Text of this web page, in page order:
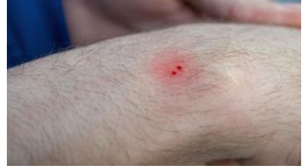
მანიპულაციები რომ თავს მოიკლავდა თუ წამოვიდოდი
მისგან ეს ტოქსიკური ურთიერთობა დავასრულე ეხლა
ისებ ასე ვარ თავბრუხვევებით და როგორ მოვიქცეე
არვიცი ბოდიში ცოყა არულად მიწერია